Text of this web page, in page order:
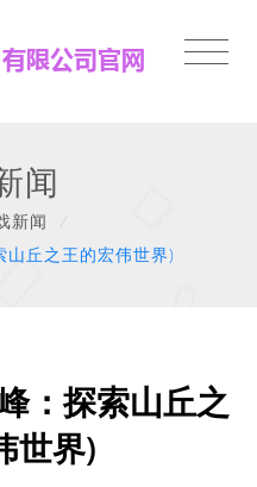
闻
新闻
山丘之王的宏伟世界)
：探索山丘之
世界)